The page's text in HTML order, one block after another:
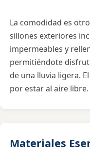
La comodidad es
sillones exteriores
impermeables y
permitiéndote
de una lluvia ligera.
por estar al aire libre.
Materiales